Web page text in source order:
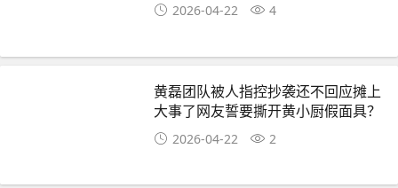
2026-04-22 4
黄磊团队被人指控抄袭还不回应摊上
大事了网友誓要撕开黄小厨假面具？
2026-04-22 2